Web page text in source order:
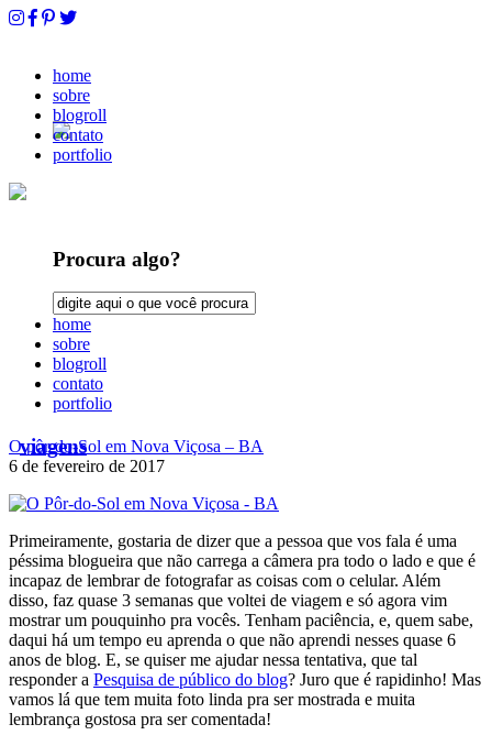
home
sobre
blogroll
contato
portfolio
Procura algo?
home
sobre
blogroll
contato
portfolio
viagens
O pôr-do-Sol em Nova Viçosa – BA
6 de fevereiro de 2017
Primeiramente, gostaria de dizer que a pessoa que vos fala é uma
péssima blogueira que não carrega a câmera pra todo o lado e que é
incapaz de lembrar de fotografar as coisas com o celular. Além
disso, faz quase 3 semanas que voltei de viagem e só agora vim
mostrar um pouquinho pra vocês. Tenham paciência, e, quem sabe,
daqui há um tempo eu aprenda o que não aprendi nesses quase 6
anos de blog. E, se quiser me ajudar nessa tentativa, que tal
responder a Pesquisa de público do blog? Juro que é rapidinho! Mas
vamos lá que tem muita foto linda pra ser mostrada e muita
lembrança gostosa pra ser comentada!